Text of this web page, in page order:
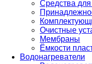
Средства для
Очистные
Мембраны
Ёмкости
Водонагреватели